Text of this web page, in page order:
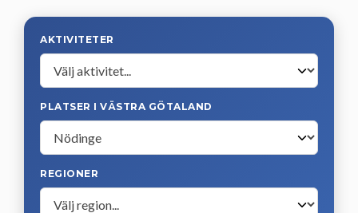
AKTIVITETER
PLATSER I VÄSTRA GÖTALAND
REGIONER